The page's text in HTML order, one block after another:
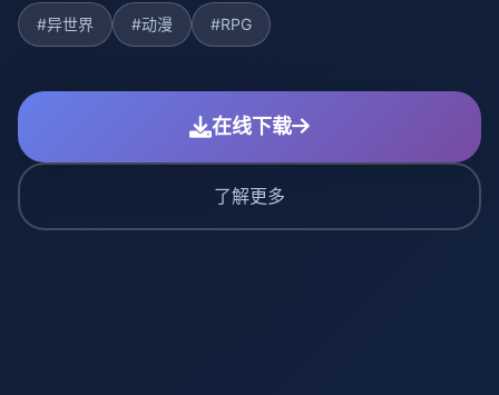
#异世界 #动漫 #RPG
在线下载
了解更多